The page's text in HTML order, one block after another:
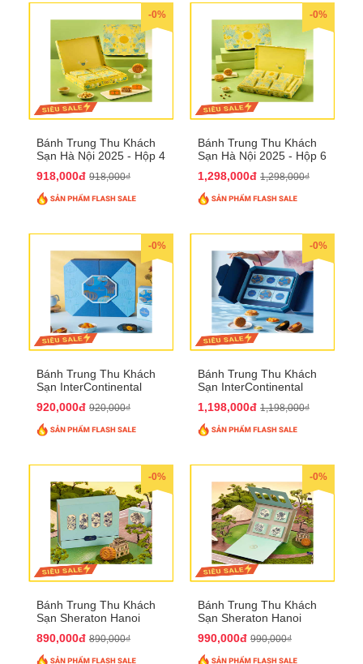
-0%
Bánh Trung Thu Khách
Sạn Hà Nội 2025 - Hộp 4
918,000đ 918,000₫
-0%
Bánh Trung Thu Khách
Sạn Hà Nội 2025 - Hộp 6
1,298,000đ 1,298,000₫
-0%
Bánh Trung Thu Khách
Sạn InterContinental
QTTT26
920,000đ 920,000₫
-0%
Bánh Trung Thu Khách
Sạn InterContinental
QTTT27
1,198,000đ 1,198,000₫
-0%
Bánh Trung Thu Khách
Sạn Sheraton Hanoi
890,000đ 890,000₫
-0%
Bánh Trung Thu Khách
Sạn Sheraton Hanoi
990,000đ 990,000₫